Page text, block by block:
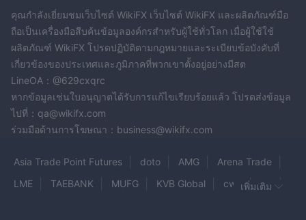
คุณกำลังเยี่ยมชมเว็บไซต์ WikiFX เว็บไซต์ WikiFX และผลิตภัณฑ์มือ
ถือเป็นเครื่องมือสืบค้นข้อมูลองค์กรสำหรับผู้ใช้ทั่วโลก เมื่อผู้ใช้ใช้
ผลิตภัณฑ์ WikiFX โปรดปฏิบัติตามกฎหมายและระเบียบข้อบังคับที่
เกี่ยวข้องของประเทศและภูมิภาคที่พวกเขาตั้งอยู่อย่างมีสต
LineOA：@629cxqrc
หากข้อมูลเช่นใบอนุญาตได้รับการแก้ไขเรียบร้อยแล้ว โปรดส่งข้อมูล
ไปที่：qa@wikifx.com
ร่วมมือด้านการโฆษณา：business@wikifx.com
Asia Trade Point Futures doto AMG
Arena Trade
LME
TAEBANK MUFG KVB Global cwg
XS
เพิ่มเติม